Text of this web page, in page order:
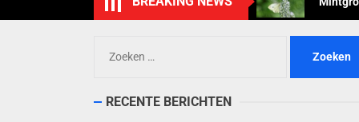
naar:
RECENTE BERICHTEN